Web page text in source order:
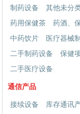
制药设备
其他未分
药用保健茶
药酒、
中药饮片
医疗器械
二手制药设备
保健
二手医疗设备
通信产品
接续设备 库存通讯